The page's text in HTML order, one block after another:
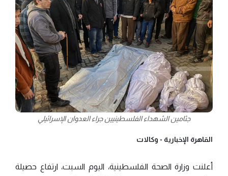
جثامين الشهداء الفلسطينيين جراء العدوان الإسرائيلي
القاهرة الإخبارية - وكالات
أعلنت وزارة الصحة الفلسطينية، اليوم السبت، ارتفاع حصيلة